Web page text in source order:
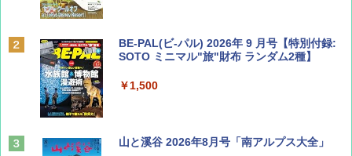
BE-PAL(ビ-パル) 2026年 9 月号【特別付録:
SOTO ミニマル"旅"財布 ランダム2種】
￥1,500
山と溪谷 2026年8月号「南アルプス大全」